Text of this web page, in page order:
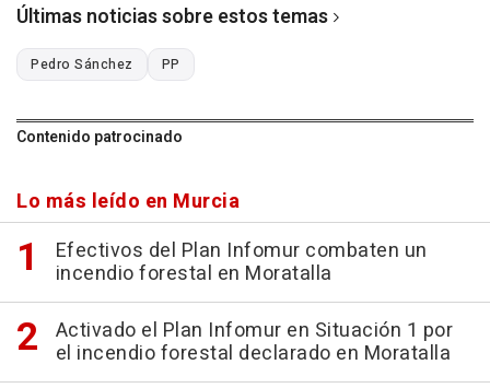
Últimas noticias sobre estos temas
Pedro Sánchez PP
Contenido patrocinado
Lo más leído en Murcia
Efectivos del Plan Infomur combaten un
incendio forestal en Moratalla
Activado el Plan Infomur en Situación 1 por
el incendio forestal declarado en Moratalla